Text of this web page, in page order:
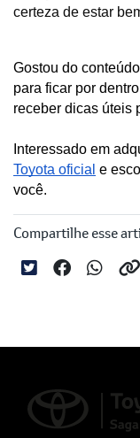
certeza de estar
Gostou do
para ficar por
receber dicas úteis
Interessado em
Toyota oficial e
você.
Compartilhe esse